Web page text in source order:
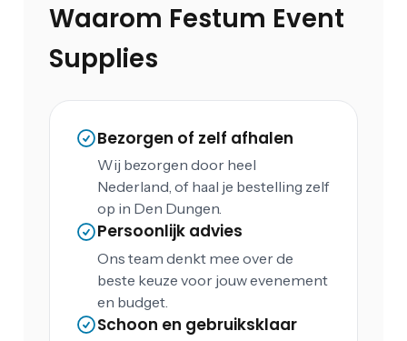
Waarom Festum Event
Supplies
Bezorgen of zelf afhalen
Wij bezorgen door heel
Nederland, of haal je bestelling zelf
op in Den Dungen.
Persoonlijk advies
Ons team denkt mee over de
beste keuze voor jouw evenement
en budget.
Schoon en gebruiksklaar